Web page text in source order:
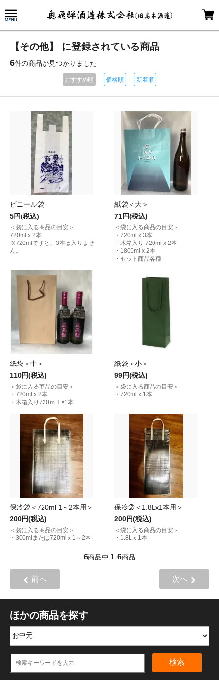
【その他】 に登録されている商品
6件の商品が見つかりました
おすすめ順 価格順 新着順
ビニール袋
5円(税込)
＜袋に入る商品の目安＞
720mlｘ2本
※720mlですと、3本は入りませ
ん。
紙袋＜大＞
71円(税込)
＜袋に入る商品の目安＞
・720mlｘ3本
・木箱入り 720ml x 2本
・1800ml x 2本
・セット商品各種
紙袋＜中＞
110円(税込)
＜袋に入る商品の目安＞
・720mlｘ2本
・木箱入り720ｍｌ×1本
紙袋＜小＞
99円(税込)
＜袋に入る商品の目安＞
・720mlｘ1本
保冷袋＜720ml 1～2本用＞
200円(税込)
＜袋に入る商品の目安＞
・300mlまたは720mlｘ1～2本
保冷袋＜1.8Lx1本用＞
200円(税込)
＜袋に入る商品の目安＞
・1.8Lｘ1本
6商品中 1-6商品
前へ 次へ
ほかの商品を探す
検索